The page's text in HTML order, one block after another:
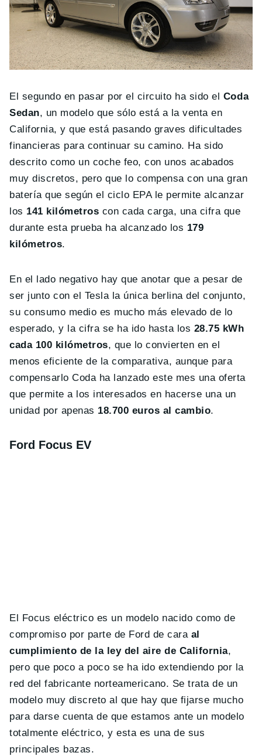
El segundo en pasar por el circuito ha sido el Coda
Sedan, un modelo que sólo está a la venta en
California, y que está pasando graves dificultades
financieras para continuar su camino. Ha sido
descrito como un coche feo, con unos acabados
muy discretos, pero que lo compensa con una gran
batería que según el ciclo EPA le permite alcanzar
los 141 kilómetros con cada carga, una cifra que
durante esta prueba ha alcanzado los 179
kilómetros.
En el lado negativo hay que anotar que a pesar de
ser junto con el Tesla la única berlina del conjunto,
su consumo medio es mucho más elevado de lo
esperado, y la cifra se ha ido hasta los 28.75 kWh
cada 100 kilómetros, que lo convierten en el
menos eficiente de la comparativa, aunque para
compensarlo Coda ha lanzado este mes una oferta
que permite a los interesados en hacerse una un
unidad por apenas 18.700 euros al cambio.
Ford Focus EV
El Focus eléctrico es un modelo nacido como de
compromiso por parte de Ford de caraal
cumplimiento de la ley del aire de California,
pero que poco a poco se ha ido extendiendo por la
red del fabricante norteamericano. Se trata de un
modelo muy discreto al que hay que fijarse mucho
para darse cuenta de que estamos ante un modelo
totalmente eléctrico, y esta es una de sus
principales bazas.